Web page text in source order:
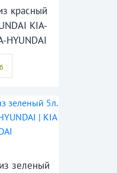
красный
KIA-
HYUNDAI
зеленый